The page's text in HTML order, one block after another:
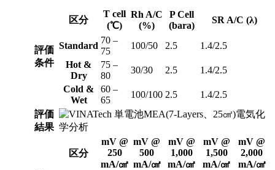
評価
条件
区分
T cell
(℃)
Rh A/C
(%)
P Cell
(bara)
SR A/C (λ)
Standard
70 –
75
100/50 2.5
1.4/2.5
Hot &
Dry
75 –
80
30/30 2.5
1.4/2.5
Cold &
Wet
60 –
65
100/100 2.5
1.4/2.5
評価
結果
区分
mV @
250
mA/㎠
mV @
500
mA/㎠
mV @
1,000
mA/㎠
mV @
1,500
mA/㎠
mV @
2,000
mA/㎠